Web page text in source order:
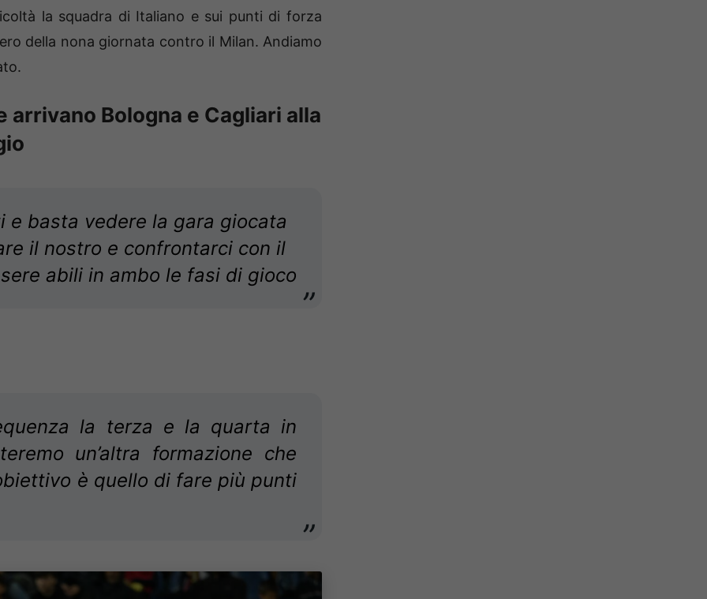
la squadra di Italiano e sui punti di forza
della nona giornata contro il Milan. Andiamo
arrivano Bologna e Cagliari alla
basta vedere la gara giocata
il nostro e confrontarci con il
abili in ambo le fasi di gioco
la terza e la quarta in
un’altra formazione che
è quello di fare più punti